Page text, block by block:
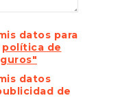
datos para
política de
datos
de